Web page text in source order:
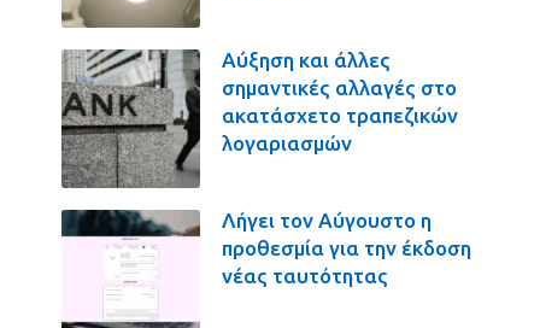
Αύξηση και άλλες
σημαντικές αλλαγές στο
ακατάσχετο τραπεζικών
λογαριασμών
Λήγει τον Αύγουστο η
προθεσμία για την έκδοση
νέας ταυτότητας